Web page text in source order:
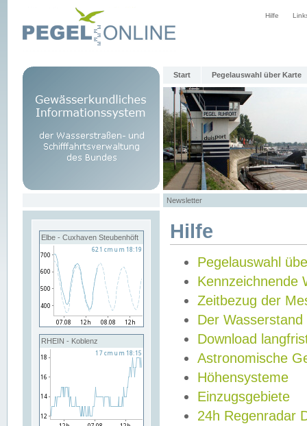
Hilfe
Start Pegelauswahl über Karte
Newsletter
Elbe - Cuxhaven Steubenhöft
RHEIN - Koblenz
Hilfe
Pegelauswahl
Kennzeichnende
Zeitbezug der
Der Wasserstand
Download
Astronomische
Höhensysteme
Einzugsgebiete
24h Regenradar